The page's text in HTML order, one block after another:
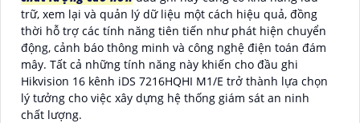
trữ, xem lại và quản lý dữ liệu một cách hiệu quả, đồng
thời hỗ trợ các tính năng tiên tiến như phát hiện chuyển
động, cảnh báo thông minh và công nghệ điện toán đám
mây. Tất cả những tính năng này khiến cho đầu ghi
Hikvision 16 kênh iDS 7216HQHI M1/E trở thành lựa chọn
lý tưởng cho việc xây dựng hệ thống giám sát an ninh
chất lượng.